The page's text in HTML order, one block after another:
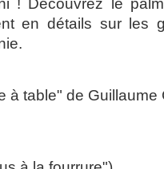
! Découvrez le
en détails sur les
à table" de Guillaume